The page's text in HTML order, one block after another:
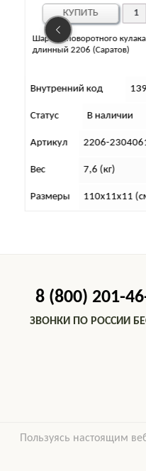
Шарнир поворотного кулака
короткий УАЗ 3160 мост
Внутренний код
Статус В наличии
Артикул 3160-00-
Вес 6 394 г.
Размеры 11 х 68 х 11
КУПИТЬ
8 (800) 201-
ЗВОНКИ ПО РОССИИ
Пользуясь настоящим